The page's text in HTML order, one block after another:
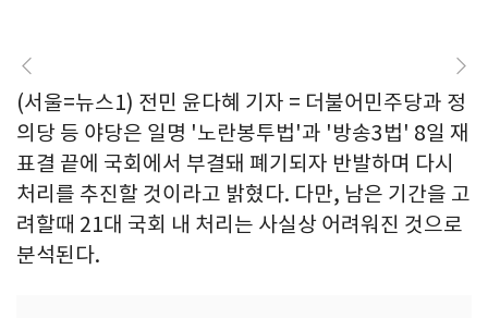
(서울=뉴스1) 전민 윤다혜 기자 = 더불어민주당과 정
의당 등 야당은 일명 '노란봉투법'과 '방송3법' 8일 재
표결 끝에 국회에서 부결돼 폐기되자 반발하며 다시
처리를 추진할 것이라고 밝혔다. 다만, 남은 기간을 고
려할때 21대 국회 내 처리는 사실상 어려워진 것으로
분석된다.